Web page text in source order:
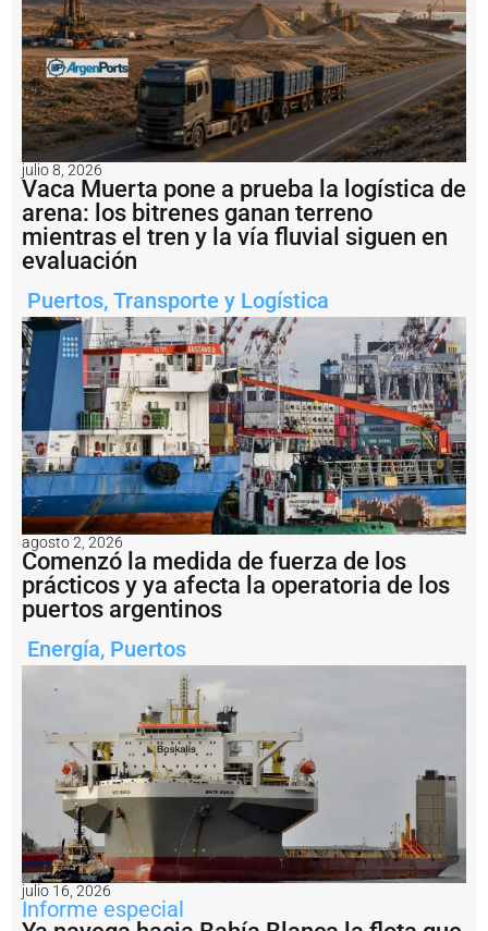
b
u
q
u
e
H
a
i
X
i
a
n
g
E
n
i
m
á
e
n
e
s
:
fi
n
a
li
z
ó
e
n
n
c
a
e
l
julio 8, 2026
Vaca Muerta pone a prueba la logística de
arena: los bitrenes ganan terreno
mientras el tren y la vía fluvial siguen en
evaluación
Puertos, Transporte y Logística
agosto 2, 2026
Comenzó la medida de fuerza de los
prácticos y ya afecta la operatoria de los
puertos argentinos
Energía, Puertos
julio 16, 2026
Informe especial